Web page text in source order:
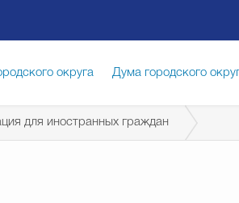
округа Дума городского
для иностранных граждан